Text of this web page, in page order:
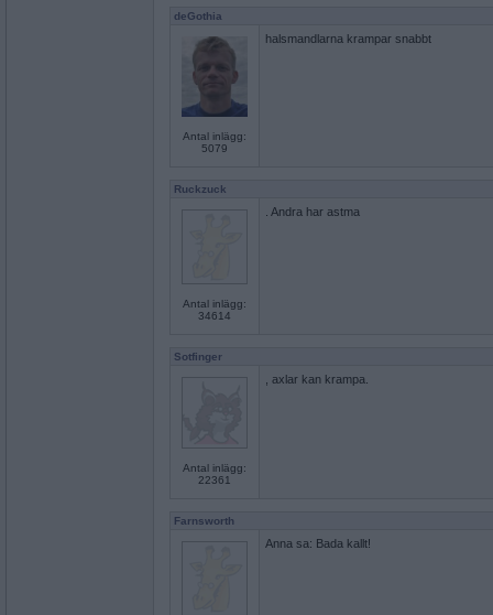
deGothia
Antal inlägg:
5079
halsmandlarna krampar snabbt
Ruckzuck
Antal inlägg:
34614
. Andra har astma
Sotfinger
Antal inlägg:
22361
, axlar kan krampa.
Farnsworth
Anna sa: Bada kallt!